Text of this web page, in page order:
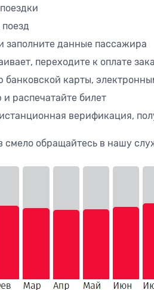
заполните данные пассажира
переходите к оплате
карты,
распечатайте билет
верификация,
обращайтесь в нашу